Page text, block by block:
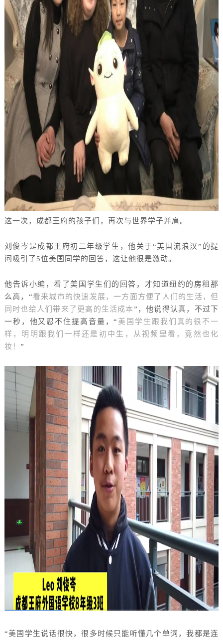
这一次，成都王府的孩子们，再次与世界学子并肩。
刘俊岑是成都王府初二年级学生，他关于“美国流浪汉”的提
问吸引了5位美国同学的回答，这让他很是激动。
他告诉小编，看了美国学生们的回答，才知道纽约的房租那
么高， “看来城市的快速发展，一方面方便了人们的生活，但
同时也给人们带来了更高的生活成本”，他说得认真，不过下
一秒，他又忍不住提高音量，“ 美国学生跟我们真的很不一
样，明明跟我们一样还是初中生，从视频里看，竟然也化
妆！ ”
“美国学生说话很快，很多时候只能听懂几个单词，我都是连